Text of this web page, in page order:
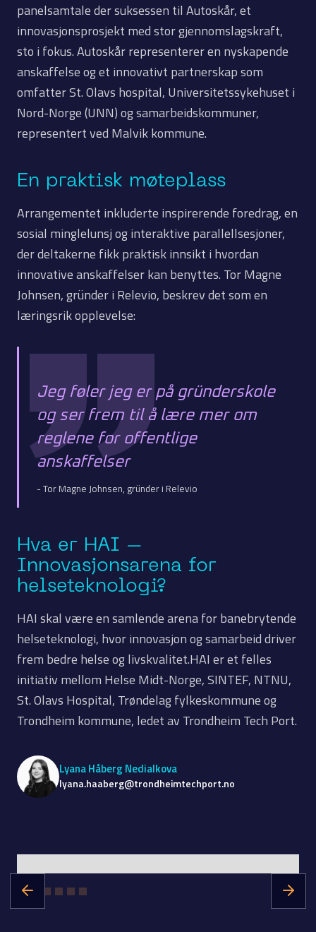
panelsamtale der suksessen til Autoskår, et
innovasjonsprosjekt med stor gjennomslagskraft,
sto i fokus. Autoskår representerer en nyskapende
anskaffelse og et innovativt partnerskap som
omfatter St. Olavs hospital, Universitetssykehuset i
Nord-Norge (UNN) og samarbeidskommuner,
representert ved Malvik kommune.
En praktisk møteplass
Arrangementet inkluderte inspirerende foredrag, en
sosial minglelunsj og interaktive parallellsesjoner,
der deltakerne fikk praktisk innsikt i hvordan
innovative anskaffelser kan benyttes. Tor Magne
Johnsen, gründer i Relevio, beskrev det som en
læringsrik opplevelse:
Jeg føler jeg er på gründerskole
og ser frem til å lære mer om
reglene for offentlige
anskaffelser
- Tor Magne Johnsen, gründer i Relevio
Hva er HAI –
Innovasjonsarena for
helseteknologi?
HAI skal være en samlende arena for banebrytende
helseteknologi, hvor innovasjon og samarbeid driver
frem bedre helse og livskvalitet.HAI er et felles
initiativ mellom Helse Midt-Norge, SINTEF, NTNU,
St. Olavs Hospital, Trøndelag fylkeskommune og
Trondheim kommune, ledet av Trondheim Tech Port.
Lyana Håberg Nedialkova
lyana.haaberg@trondheimtechport.no